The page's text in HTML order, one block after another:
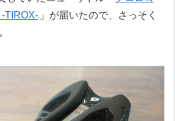
TIROX- 」が届いたので、さっそく